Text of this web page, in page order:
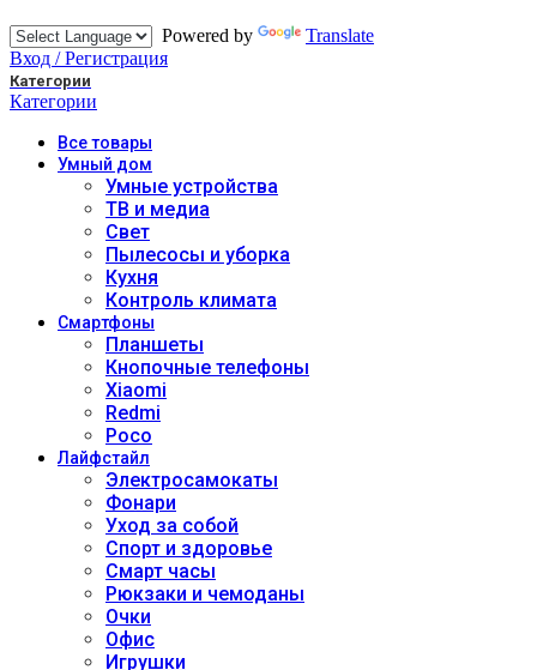
Powered by
Translate
Вход / Регистрация
Категории
Категории
Всетовары
Умный дом
Умные устройства
ТВ и медиа
Свет
Пылесосы и уборка
Кухня
Контроль климата
Смартфоны
Планшеты
Кнопочные телефоны
Xiaomi
Redmi
Poco
Лайфстайл
Электросамокаты
Фонари
Уход за собой
Спорт и здоровье
Смарт часы
Рюкзаки и чемоданы
Очки
Офис
Игрушки